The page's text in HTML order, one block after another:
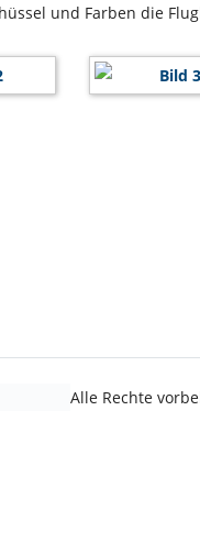
und Farben die
Alle Rechte